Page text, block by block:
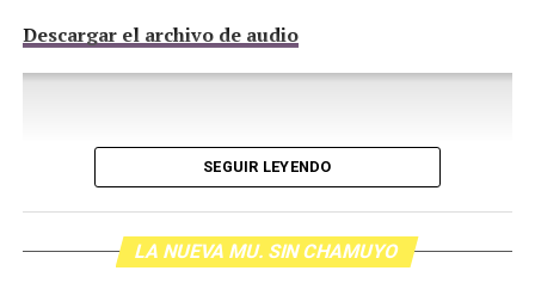
Descargar el archivo de audio
SEGUIR LEYENDO
LA NUEVA MU. SIN CHAMUYO